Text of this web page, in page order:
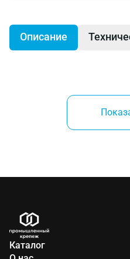
Описание
Для крепления в бетоне,
керамическом кирпиче,
керамзитобетонных
Производитель:
Mungo (Швейцария)
Каталог